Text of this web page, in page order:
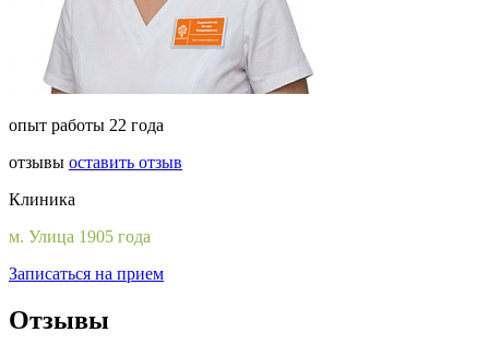
опыт работы 22 года
отзывы оставить отзыв
Клиника
м. Улица 1905 года
Записаться на прием
Отзывы